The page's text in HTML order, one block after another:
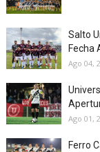
Salto
Fecha
Ago 04,
Ago 01,
Ferro